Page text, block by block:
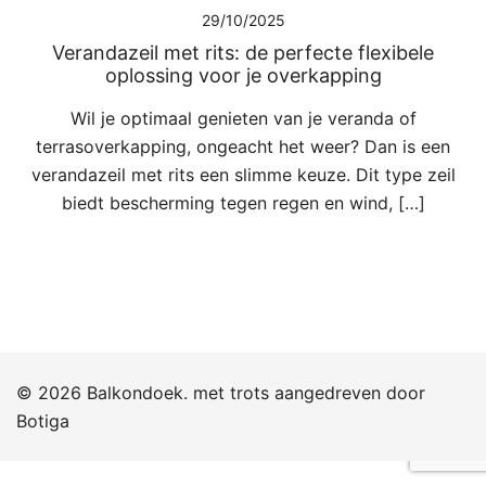
29/10/2025
Verandazeil met rits: de perfecte flexibele
oplossing voor je overkapping
Wil je optimaal genieten van je veranda of
terrasoverkapping, ongeacht het weer? Dan is een
verandazeil met rits een slimme keuze. Dit type zeil
biedt bescherming tegen regen en wind, […]
© 2026 Balkondoek. met trots aangedreven door
Botiga